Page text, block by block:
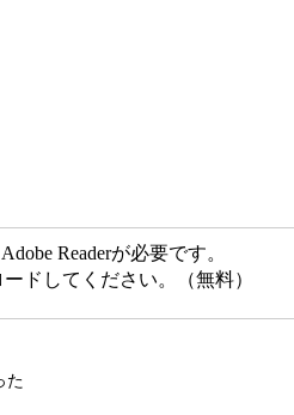
Readerが必要です。
ドしてください。（無料）
た